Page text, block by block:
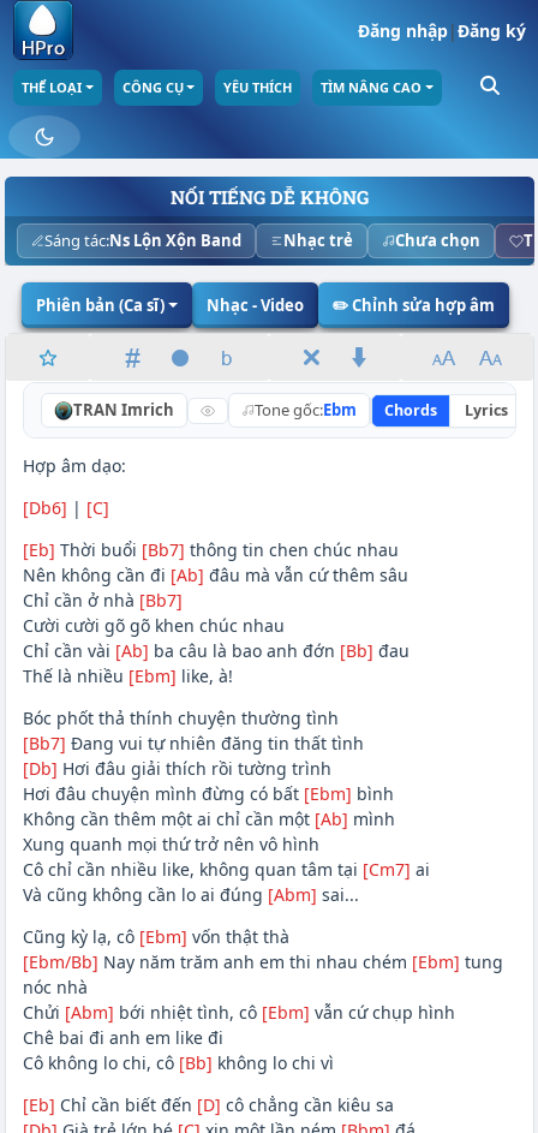
Đăng nhập|Đăng ký
THỂ LOẠI CÔNG CỤ YÊU THÍCH TÌM NÂNG CAO
NỔI TIẾNG DỄ KHÔNG
Sáng tác:Ns Lộn Xộn Band Nhạc trẻ Chưa chọn
Phiên bản (Ca sĩ) Nhạc - Video ✏️ Chỉnh sửa hợp âm
TRAN Imrich Tone gốc:Ebm Chords Lyrics
Hợp âm dạo:
[Db6] | [C]
[Eb] Thời buổi [Bb7] thông tin chen chúc nhau
Nên không cần đi [Ab] đâu mà vẫn cứ thêm sâu
Chỉ cần ở nhà [Bb7]
Cười cười gõ gõ khen chúc nhau
Chỉ cần vài [Ab] ba câu là bao anh đớn [Bb] đau
Thế là nhiều [Ebm] like, à!
Bóc phốt thả thính chuyện thường tình
[Bb7] Đang vui tự nhiên đăng tin thất tình
[Db] Hơi đâu giải thích rồi tường trình
Hơi đâu chuyện mình đừng có bất [Ebm] bình
Không cần thêm một ai chỉ cần một [Ab] mình
Xung quanh mọi thứ trở nên vô hình
Cô chỉ cần nhiều like, không quan tâm tại [Cm7] ai
Và cũng không cần lo ai đúng [Abm] sai...
Cũng kỳ lạ, cô [Ebm] vốn thật thà
[Ebm/Bb] Nay năm trăm anh em thi nhau chém [Ebm] tung
nóc nhà
Chửi [Abm] bới nhiệt tình, cô [Ebm] vẫn cứ chụp hình
Chê bai đi anh em like đi
Cô không lo chi, cô [Bb] không lo chi vì
[Eb] Chỉ cần biết đến [D] cô chẳng cần kiêu sa